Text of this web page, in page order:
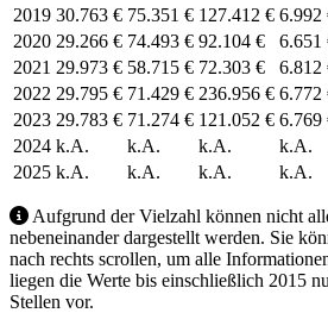
2019 30.763 € 75.351 € 127.412 € 6.992
2020 29.266 € 74.493 € 92.104 € 6.651
2021 29.973 € 58.715 € 72.303 € 6.812
2022 29.795 € 71.429 € 236.956 € 6.772
2023 29.783 € 71.274 € 121.052 € 6.769
2024 k.A. k.A. k.A. k.A.
2025 k.A. k.A. k.A. k.A.
Aufgrund der Vielzahl können nicht
nebeneinander dargestellt werden. Sie
nach rechts scrollen, um alle
liegen die Werte bis einschließlich 2015
Stellen vor.